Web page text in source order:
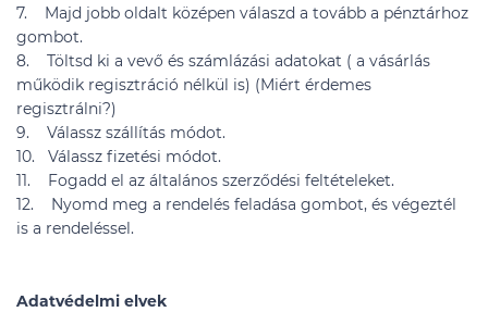
7. Majd jobb oldalt középen válaszd a tovább a pénztárhoz
gombot.
8. Töltsd ki a vevő és számlázási adatokat ( a vásárlás
működik regisztráció nélkül is) (Miért érdemes
regisztrálni?)
9. Válassz szállítás módot.
10. Válassz fizetési módot.
11. Fogadd el az általános szerződési feltételeket.
12. Nyomd meg a rendelés feladása gombot, és végeztél
is a rendeléssel.
Adatvédelmi elvek